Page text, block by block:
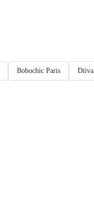
Bobochic Paris